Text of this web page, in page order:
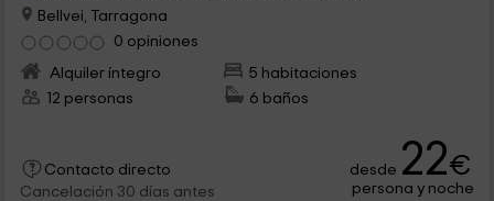
Bellvei, Tarragona
0 opiniones
Alquiler íntegro
5 habitaciones
12 personas
6 baños
Contacto directo
Cancelación 30 días antes
desde 22€
persona y noche